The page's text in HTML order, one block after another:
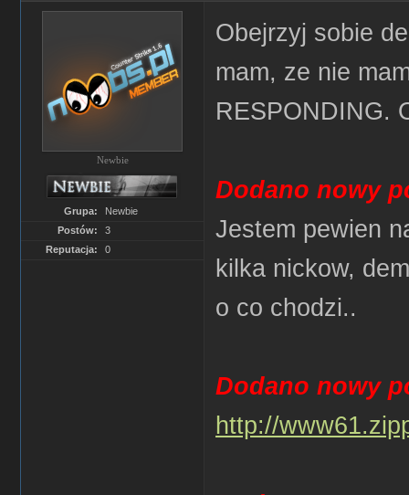
Newbie
Grupa:
Newbie
Postów:
3
Reputacja:
0
Obejrzyj sobie
mam, ze nie
RESPONDING.
Dodano nowy
Jestem pewien
kilka nickow,
o co chodzi..
Dodano nowy
http://